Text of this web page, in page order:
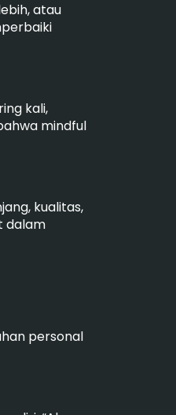
atau
kali,
mindful
kualitas,
dalam
personal